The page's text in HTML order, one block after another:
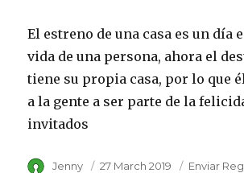
El estreno de una casa es un día
vida de una persona, ahora el
tiene su propia casa, por lo que
a la gente a ser parte de la
invitados
Author
Jenny
Posted
27 March 2019 Category
Enviar